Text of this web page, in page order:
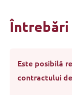
Întrebări
Este posibilă
contractului